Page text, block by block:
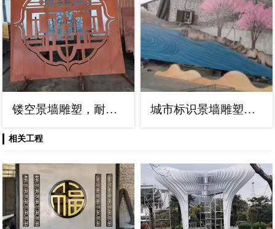
镂空景墙雕塑，耐候钢镂空工艺设计 城市标识景墙雕塑，仿真树背景墙雕塑
相关工程